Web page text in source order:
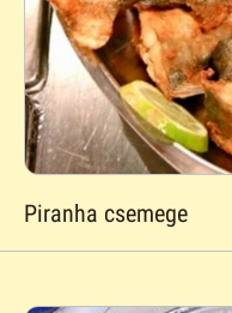
Piranha csemege